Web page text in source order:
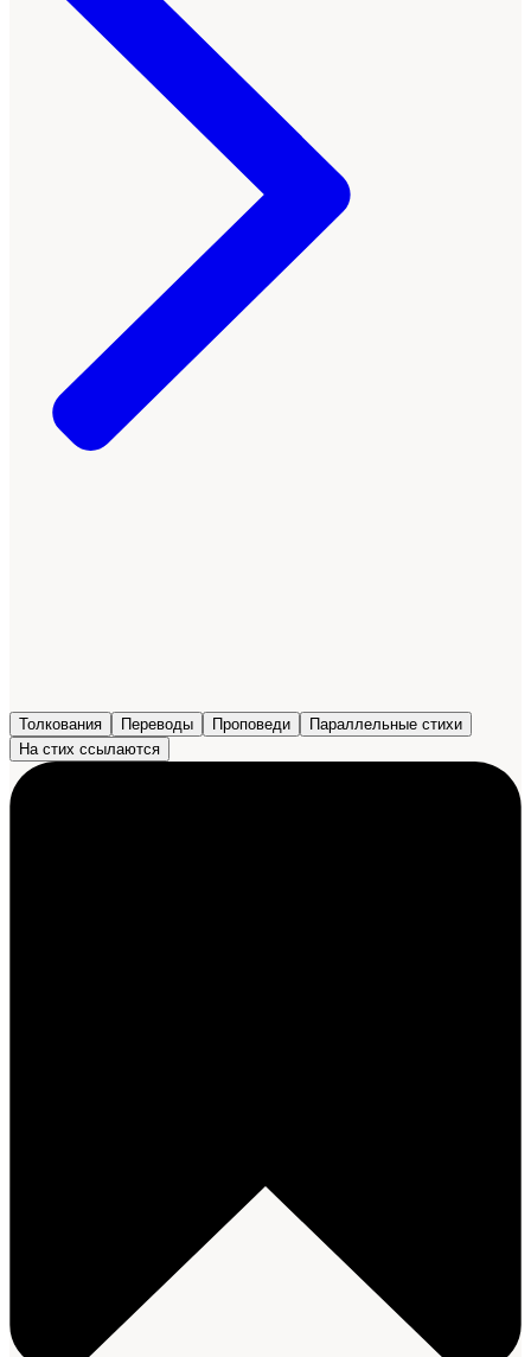
Толкования Переводы Проповеди
Параллельные стихи
На стих ссылаются